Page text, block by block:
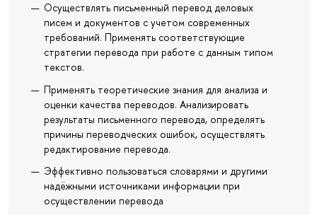
Осуществлять письменный перевод деловых
писем и документов с учетом современных
требований. Применять соответствующие
стратегии перевода при работе с данным типом
текстов.
Применять теоретические знания для анализа и
оценки качества переводов. Анализировать
результаты письменного перевода, определять
причины переводческих ошибок, осуществлять
редактирование перевода.
Эффективно пользоваться словарями и другими
надёжными источниками информации при
осуществлении перевода